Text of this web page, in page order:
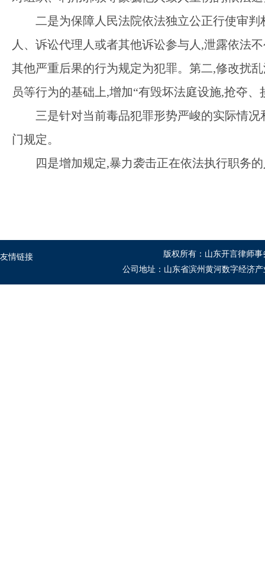
二是为保障人民法院依法独立公正行使审判
人、诉讼代理人或者其他诉讼参与人,泄露依法
其他严重后果的行为规定为犯罪。第二,修改扰
员等行为的基础上,增加“有毁坏法庭设施,抢夺
三是针对当前毒品犯罪形势严峻的实际情况
门规定。
四是增加规定,暴力袭击正在依法执行职务
版权所有：山东开言律师
公司地址：山东省滨州黄河数字经济产
友情链接